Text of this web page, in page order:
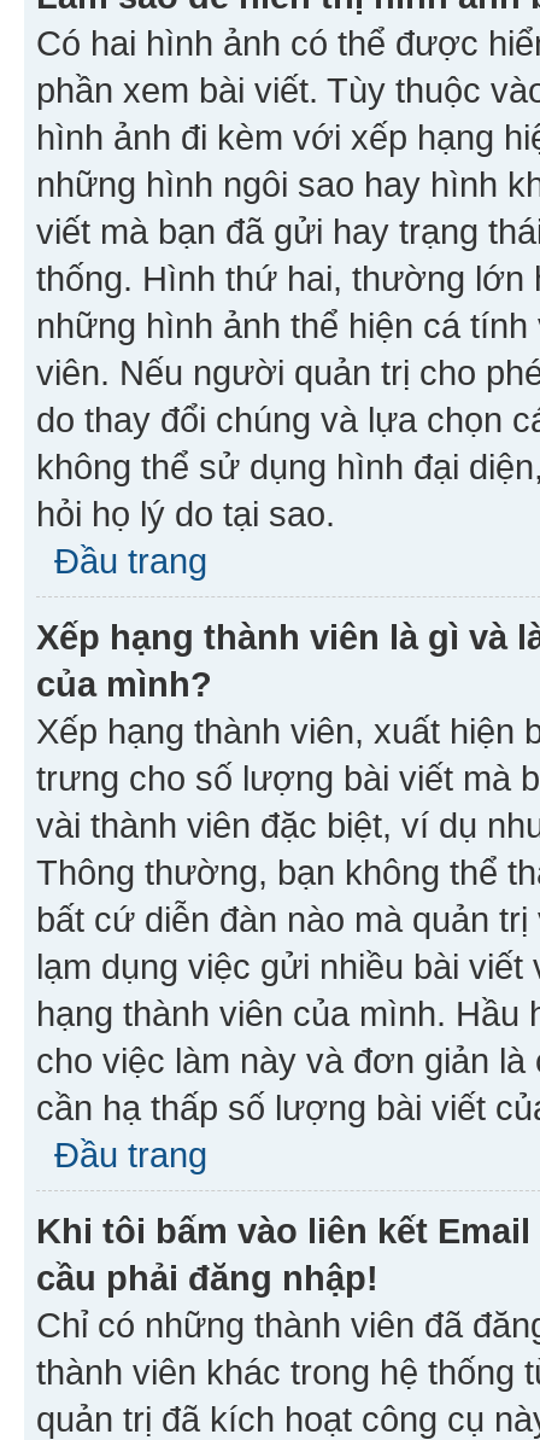
Có hai hình ảnh có thể được
phần xem bài viết. Tùy thuộc
hình ảnh đi kèm với xếp hạng
những hình ngôi sao hay hình
viết mà bạn đã gửi hay trạng
thống. Hình thứ hai, thường
những hình ảnh thể hiện cá
viên. Nếu người quản trị cho
do thay đổi chúng và lựa chọn
không thể sử dụng hình đại
hỏi họ lý do tại sao.
Đầu trang
Xếp hạng thành viên là gì và
của mình?
Xếp hạng thành viên, xuất
trưng cho số lượng bài viết mà
vài thành viên đặc biệt, ví dụ
Thông thường, bạn không thể
bất cứ diễn đàn nào mà quản
lạm dụng việc gửi nhiều bài
hạng thành viên của mình. Hầu
cho việc làm này và đơn giản
cần hạ thấp số lượng bài viết
Đầu trang
Khi tôi bấm vào liên kết
cầu phải đăng nhập!
Chỉ có những thành viên đã
thành viên khác trong hệ thống
quản trị đã kích hoạt công cụ